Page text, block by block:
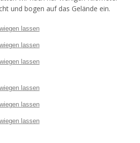
und bogen auf das Gelände ein.